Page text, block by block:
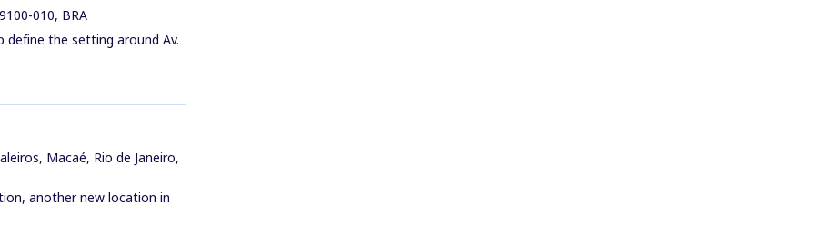
010, BRA
define the setting around Av.
Macaé, Rio de Janeiro,
another new location in